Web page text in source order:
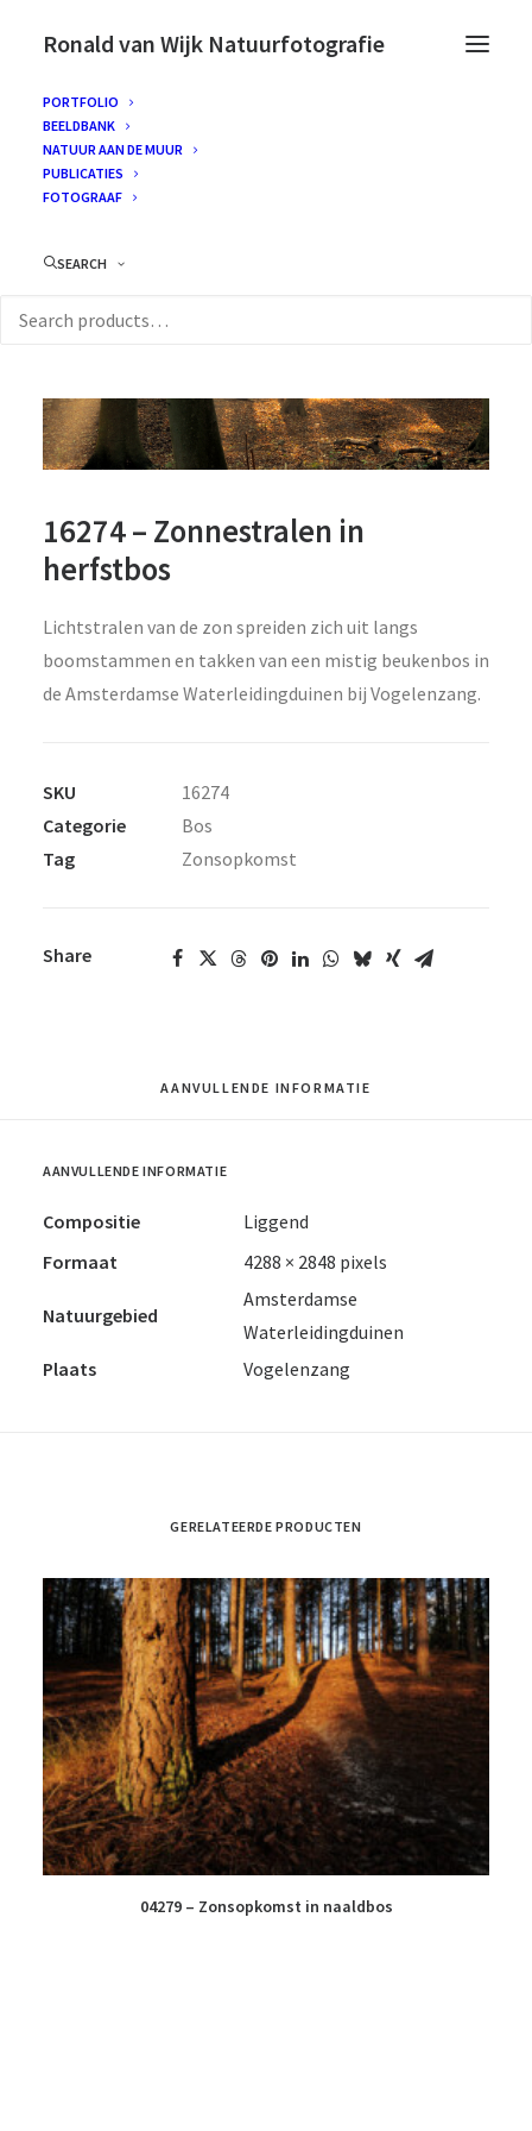
Ronald van Wijk Natuurfotografie
PORTFOLIO
BEELDBANK
NATUUR AAN DE MUUR
PUBLICATIES
FOTOGRAAF
SEARCH
16274 – Zonnestralen in
herfstbos
Lichtstralen van de zon spreiden zich uit langs
boomstammen en takken van een mistig beukenbos in
de Amsterdamse Waterleidingduinen bij Vogelenzang.
SKU
16274
Categorie
Bos
Tag
Zonsopkomst
Share
AANVULLENDE INFORMATIE
AANVULLENDE INFORMATIE
Compositie
Liggend
Formaat
4288 × 2848 pixels
Natuurgebied
Amsterdamse
Waterleidingduinen
Plaats
Vogelenzang
GERELATEERDE PRODUCTEN
04279 – Zonsopkomst in naaldbos